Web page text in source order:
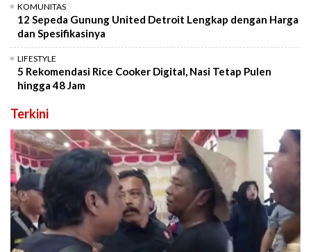
KOMUNITAS
12 Sepeda Gunung United Detroit Lengkap dengan Harga
dan Spesifikasinya
LIFESTYLE
5 Rekomendasi Rice Cooker Digital, Nasi Tetap Pulen
hingga 48 Jam
Terkini